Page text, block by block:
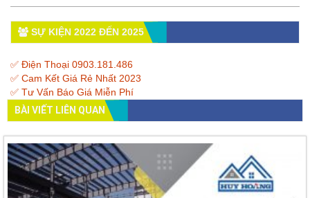
SỰ KIỆN 2022 ĐẾN 2025
✅ Điện Thoại 0903.181.486
✅ Cam Kết Giá Rẻ Nhất 2023
✅ Tư Vấn Báo Giá Miễn Phí
BÀI VIẾT LIÊN QUAN